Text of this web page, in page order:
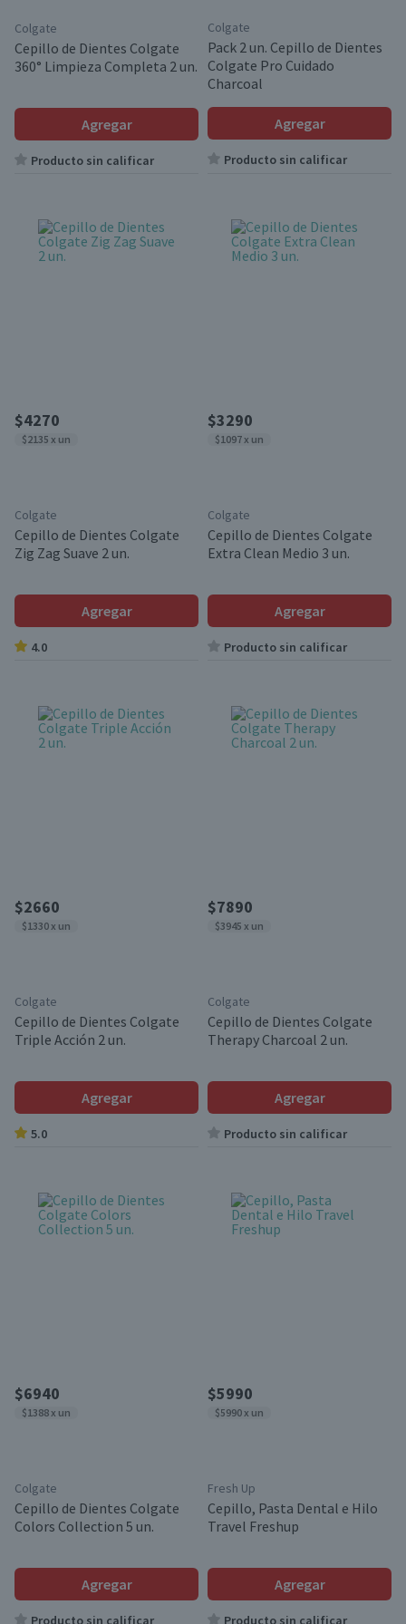
Colgate
Cepillo de Dientes Colgate
360° Limpieza Completa 2 un.
Agregar
Producto sin calificar
Colgate
Pack 2 un. Cepillo de Dientes
Colgate Pro Cuidado
Charcoal
Agregar
Producto sin calificar
$4270
$2135 x un
Colgate
Cepillo de Dientes Colgate
Zig Zag Suave 2 un.
Agregar
4.0
$3290
$1097 x un
Colgate
Cepillo de Dientes Colgate
Extra Clean Medio 3 un.
Agregar
Producto sin calificar
$2660
$1330 x un
Colgate
Cepillo de Dientes Colgate
Triple Acción 2 un.
Agregar
5.0
$7890
$3945 x un
Colgate
Cepillo de Dientes Colgate
Therapy Charcoal 2 un.
Agregar
Producto sin calificar
$6940
$1388 x un
Colgate
Cepillo de Dientes Colgate
Colors Collection 5 un.
Agregar
Producto sin calificar
$5990
$5990 x un
Fresh Up
Cepillo, Pasta Dental e Hilo
Travel Freshup
Agregar
Producto sin calificar